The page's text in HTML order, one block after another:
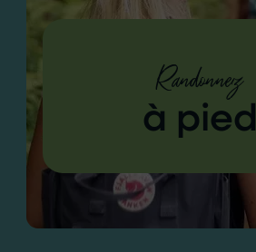
Randonnez
à pied